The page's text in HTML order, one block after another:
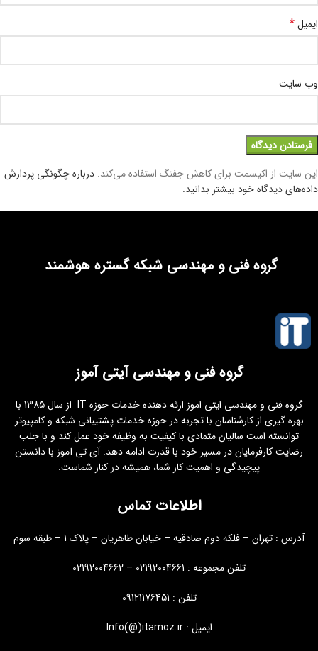
ایمیل*
وب‌ سایت
این سایت از اکیسمت برای کاهش جفنگ استفاده می‌کند. درباره چگونگی پردازش
داده‌های دیدگاه خود بیشتر بدانید.
گروه فنی و مهندسی شبکه گستره هوشمند
گروه فنی و مهندسی آیتی آموز
گروه فنی و مهندسی ایتی اموز ارئه دهنده خدمات حوزه IT از سال 1385 با
بهره گیری از کارشناسان با تجربه در حوزه خدمات پشتیبانی شبکه و کامپیوتر
توانسته است سالیان متمادی با کیفیت به وظیفه خود عمل کند و با جلب
رضایت کارفرمایان در مسیر خود با قدرت ادامه دهد. آی تی آموز با دانستن
پیچیدگی و اهمیت کار شما، همیشه در کنار شماست.
اطلاعات تماس
آدرس : تهران – فلکه دوم صادقیه – خیابان طاهریان – پلاک 1 – طبقه سوم
تلفن مجموعه : 02192004661 – 02192004662
تلفن : 09121176451
ایمیل : Info(@)itamoz.ir